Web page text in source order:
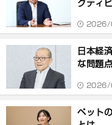
クティ
日本経
な問題
ペット